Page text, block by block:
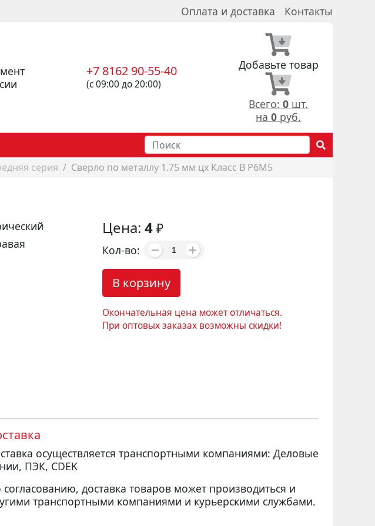
Оплата и доставка Контакты
+7 8162 90-55-40
(с 09:00 до 20:00)
Добавьте товар
Всего:0 шт.
на0 руб.
серия Сверло по металлу 1.75 мм цх Класс В Р6М5
Цена: 4 ₽
Кол-во:
В корзину
Окончательная цена может отличаться.
При оптовых заказах возможны скидки!
осуществляется транспортными компаниями: Деловые
ПЭК, CDEK
доставка товаров может производиться и
транспортными компаниями и курьерскими службами.